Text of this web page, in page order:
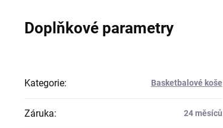
Doplňkové parametry
Kategorie: Basketbalové koše
Záruka: 24 měsíců